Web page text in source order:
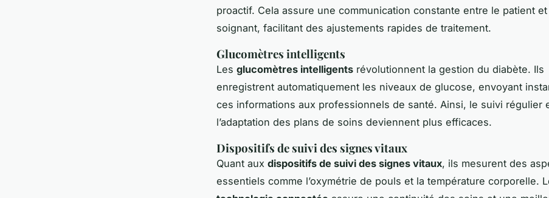
proactif. Cela assure une communication constante entre le patient et
soignant, facilitant des ajustements rapides de traitement.
Glucomètres intelligents
Les glucomètres intelligents révolutionnent la gestion du diabète. Ils
enregistrent automatiquement les niveaux de glucose, envoyant
ces informations aux professionnels de santé. Ainsi, le suivi régulier
l’adaptation des plans de soins deviennent plus efficaces.
Dispositifs de suivi des signes vitaux
Quant aux dispositifs de suivi des signes vitaux, ils mesurent des
essentiels comme l’oxymétrie de pouls et la température corporelle.